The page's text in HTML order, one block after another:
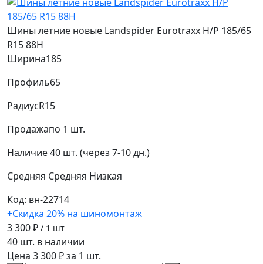
Шины летние новые Landspider Eurotraxx H/P 185/65
R15 88H
Ширина185
Профиль65
РадиусR15
Продажапо 1 шт.
Наличие40 шт. (через 7-10 дн.)
Средняя Средняя Низкая
Код: вн-22714
+Скидка 20% на шиномонтаж
3 300 ₽ / 1 шт
40 шт. в наличии
Цена 3 300 ₽ за 1 шт.